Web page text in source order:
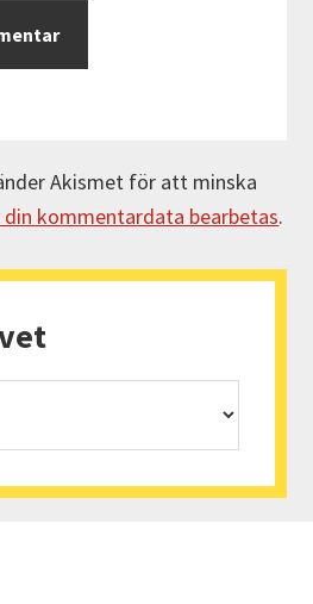
Akismet för att minska
din kommentardata bearbetas.